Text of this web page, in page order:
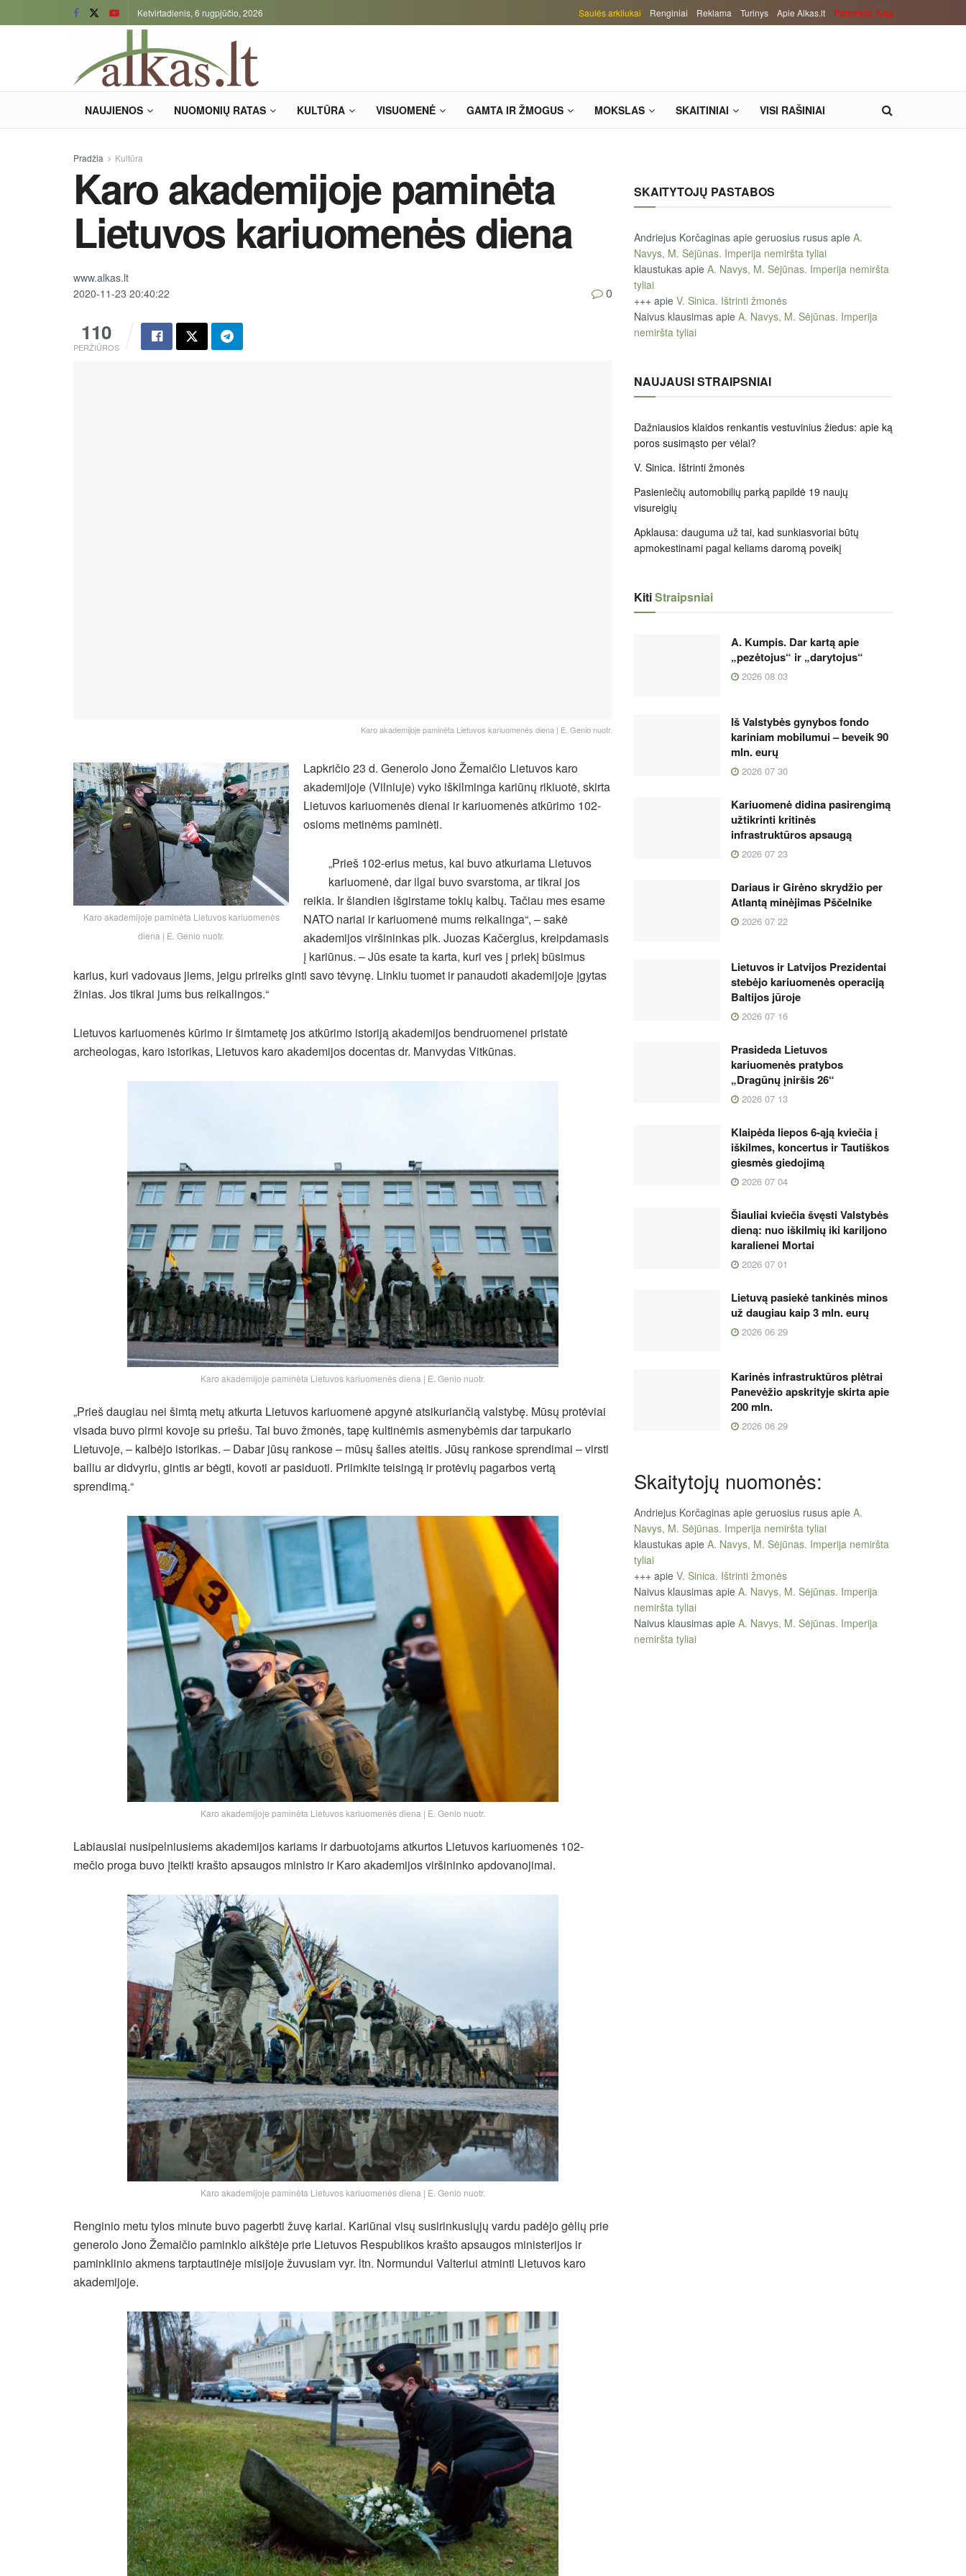
Ketvirtadienis, 6 rugpjūčio, 2026 Saulės arkliukai Renginiai Reklama Turinys Apie Alkas.lt Paremkite Alką
NAUJIENOS NUOMONIŲ RATAS KULTŪRA VISUOMENĖ GAMTA IR ŽMOGUS MOKSLAS SKAITINIAI VISI RAŠINIAI
Pradžia Kultūra
Karo akademijoje paminėta
Lietuvos kariuomenės diena
www.alkas.lt
2020-11-23 20:40:22
110
PERŽIŪROS
0
Karo akademijoje paminėta Lietuvos kariuomenės diena | E. Genio nuotr.
Karo akademijoje paminėta Lietuvos kariuomenės
diena | E. Genio nuotr.
Lapkričio 23 d. Generolo Jono Žemaičio Lietuvos karo
akademijoje (Vilniuje) vyko iškilminga kariūnų rikiuotė, skirta
Lietuvos kariuomenės dienai ir kariuomenės atkūrimo 102-
osioms metinėms paminėti.
„Prieš 102-erius metus, kai buvo atkuriama Lietuvos
kariuomenė, dar ilgai buvo svarstoma, ar tikrai jos
reikia. Ir šiandien išgirstame tokių kalbų. Tačiau mes esame
NATO nariai ir kariuomenė mums reikalinga“, – sakė
akademijos viršininkas plk. Juozas Kačergius, kreipdamasis
į kariūnus. – Jūs esate ta karta, kuri ves į priekį būsimus
karius, kuri vadovaus jiems, jeigu prireiks ginti savo tėvynę. Linkiu tuomet ir panaudoti akademijoje įgytas
žinias. Jos tikrai jums bus reikalingos.“
Lietuvos kariuomenės kūrimo ir šimtametę jos atkūrimo istoriją akademijos bendruomenei pristatė
archeologas, karo istorikas, Lietuvos karo akademijos docentas dr. Manvydas Vitkūnas.
Karo akademijoje paminėta Lietuvos kariuomenės diena | E. Genio nuotr.
„Prieš daugiau nei šimtą metų atkurta Lietuvos kariuomenė apgynė atsikuriančią valstybę. Mūsų protėviai
visada buvo pirmi kovoje su priešu. Tai buvo žmonės, tapę kultinėmis asmenybėmis dar tarpukario
Lietuvoje, – kalbėjo istorikas. – Dabar jūsų rankose – mūsų šalies ateitis. Jūsų rankose sprendimai – virsti
bailiu ar didvyriu, gintis ar bėgti, kovoti ar pasiduoti. Priimkite teisingą ir protėvių pagarbos vertą
sprendimą.“
Karo akademijoje paminėta Lietuvos kariuomenės diena | E. Genio nuotr.
Labiausiai nusipelniusiems akademijos kariams ir darbuotojams atkurtos Lietuvos kariuomenės 102-
mečio proga buvo įteikti krašto apsaugos ministro ir Karo akademijos viršininko apdovanojimai.
Karo akademijoje paminėta Lietuvos kariuomenės diena | E. Genio nuotr.
Renginio metu tylos minute buvo pagerbti žuvę kariai. Kariūnai visų susirinkusiųjų vardu padėjo gėlių prie
generolo Jono Žemaičio paminklo aikštėje prie Lietuvos Respublikos krašto apsaugos ministerijos ir
paminklinio akmens tarptautinėje misijoje žuvusiam vyr. ltn. Normundui Valteriui atminti Lietuvos karo
akademijoje.
SKAITYTOJŲ PASTABOS
Andriejus Korčaginas apie geruosius rusus apie A.
Navys, M. Sėjūnas. Imperija nemiršta tyliai
klaustukas apie A. Navys, M. Sėjūnas. Imperija nemiršta
tyliai
+++ apie V. Sinica. Ištrinti žmonės
Naivus klausimas apie A. Navys, M. Sėjūnas. Imperija
nemiršta tyliai
NAUJAUSI STRAIPSNIAI
Dažniausios klaidos renkantis vestuvinius žiedus: apie ką
poros susimąsto per vėlai?
V. Sinica. Ištrinti žmonės
Pasieniečių automobilių parką papildė 19 naujų
visureigių
Apklausa: dauguma už tai, kad sunkiasvoriai būtų
apmokestinami pagal keliams daromą poveikį
KitiStraipsniai
A. Kumpis. Dar kartą apie
„pezėtojus“ ir „darytojus“
2026 08 03
Iš Valstybės gynybos fondo
kariniam mobilumui – beveik 90
mln. eurų
2026 07 30
Kariuomenė didina pasirengimą
užtikrinti kritinės
infrastruktūros apsaugą
2026 07 23
Dariaus ir Girėno skrydžio per
Atlantą minėjimas Pščelnike
2026 07 22
Lietuvos ir Latvijos Prezidentai
stebėjo kariuomenės operaciją
Baltijos jūroje
2026 07 16
Prasideda Lietuvos
kariuomenės pratybos
„Dragūnų įniršis 26“
2026 07 13
Klaipėda liepos 6-ąją kviečia į
iškilmes, koncertus ir Tautiškos
giesmės giedojimą
2026 07 04
Šiauliai kviečia švęsti Valstybės
dieną: nuo iškilmių iki kariljono
karalienei Mortai
2026 07 01
Lietuvą pasiekė tankinės minos
už daugiau kaip 3 mln. eurų
2026 06 29
Karinės infrastruktūros plėtrai
Panevėžio apskrityje skirta apie
200 mln.
2026 06 29
Skaitytojų nuomonės:
Andriejus Korčaginas apie geruosius rusus apie A.
Navys, M. Sėjūnas. Imperija nemiršta tyliai
klaustukas apie A. Navys, M. Sėjūnas. Imperija nemiršta
tyliai
+++ apie V. Sinica. Ištrinti žmonės
Naivus klausimas apie A. Navys, M. Sėjūnas. Imperija
nemiršta tyliai
Naivus klausimas apie A. Navys, M. Sėjūnas. Imperija
nemiršta tyliai